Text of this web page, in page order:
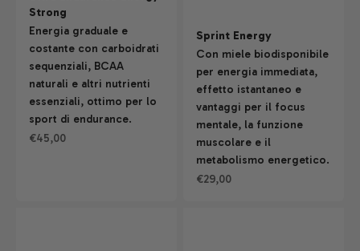
Strong
Energia graduale e
costante con carboidrati
sequenziali, BCAA
naturali e altri nutrienti
essenziali, ottimo per lo
sport di endurance.
Prezzo scontato
€45,00
Sprint Energy
Con miele biodisponibile
per energia immediata,
effetto istantaneo e
vantaggi per il focus
mentale, la funzione
muscolare e il
metabolismo energetico.
Prezzo scontato
€29,00